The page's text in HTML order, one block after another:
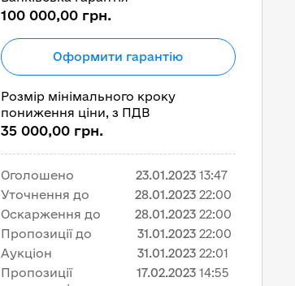
100 000,00 грн.
Оформити гарантію
Розмір мінімального кроку
пониження ціни, з ПДВ
35 000,00 грн.
Оголошено 23.01.2023 13:47
Уточнення до
28.01.2023 22:00
Оскарження до
28.01.2023 22:00
Пропозиції до
31.01.2023 22:00
Аукціон
31.01.2023 22:01
Пропозиції
17.02.2023 14:55